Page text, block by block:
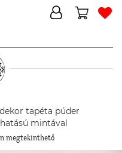
tapéta púder
mintával
megtekinthető